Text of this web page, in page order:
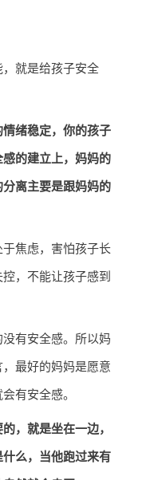
就是给孩子安全
绪稳定，你的孩子
的建立上，妈妈的
离主要是跟妈妈的
焦虑，害怕孩子长
，不能让孩子感到
有安全感。所以妈
最好的妈妈是愿意
有安全感。
，就是坐在一边，
么，当他跑过来有